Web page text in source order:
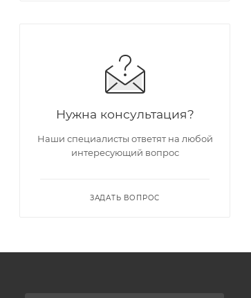
Нужна консультация?
Наши специалисты ответят на любой
интересующий вопрос
ЗАДАТЬ ВОПРОС